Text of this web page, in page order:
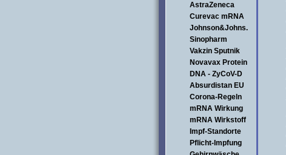
AstraZeneca
Curevac mRNA
Johnson&Johns.
Sinopharm
Vakzin Sputnik
Novavax Protein
DNA - ZyCoV-D
Absurdistan EU
Corona-Regeln
mRNA Wirkung
mRNA Wirkstoff
Impf-Standorte
Pflicht-Impfung